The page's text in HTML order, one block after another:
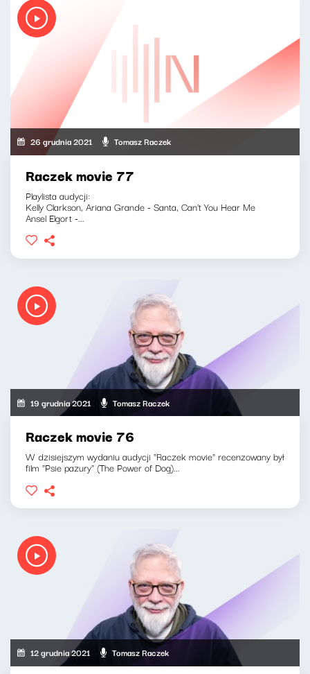
26 grudnia 2021 Tomasz Raczek
Raczek movie 77
Playlista audycji:
Kelly Clarkson, Ariana Grande - Santa, Can't You Hear Me
Ansel Elgort -...
19 grudnia 2021 Tomasz Raczek
Raczek movie 76
W dzisiejszym wydaniu audycji "Raczek movie" recenzowany był
film "Psie pazury" (The Power of Dog)...
12 grudnia 2021 Tomasz Raczek